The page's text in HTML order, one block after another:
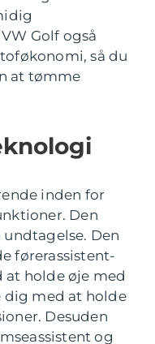
Golf også
så du
at tømme
inden for
Den
Den
førerassistent-
holde øje med
med at holde
Desuden
og